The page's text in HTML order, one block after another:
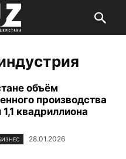
объём
производства
квадриллиона
28.01.2026